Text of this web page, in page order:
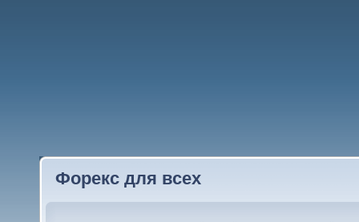
Форекс для всех